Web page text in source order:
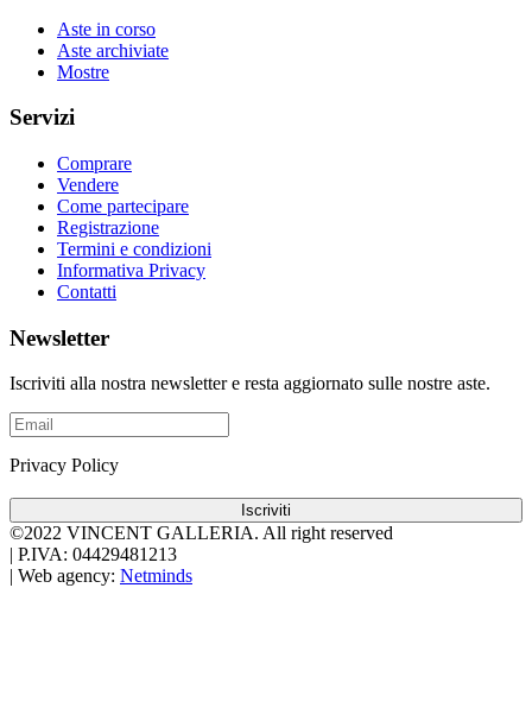
Aste in corso
Aste archiviate
Mostre
Servizi
Comprare
Vendere
Come partecipare
Registrazione
Termini e condizioni
Informativa Privacy
Contatti
Newsletter
Iscriviti alla nostra newsletter e resta aggiornato sulle nostre aste.
Privacy Policy
Iscriviti
©2022 VINCENT GALLERIA. All right reserved
P.IVA: 04429481213
Web agency: Netminds